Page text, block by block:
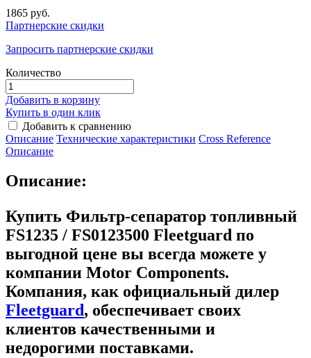
1865 руб.
Партнерские скидки
Запросить партнерские скидки
Количество
Добавить в корзину
Купить в один клик
Добавить к сравнению
Описание Технические характеристики Сross Reference
Описание
Описание:
Купить Фильтр-сепаратор топливный
FS1235 / FS0123500 Fleetguard по
выгодной цене вы всегда можете у
компании Motor Components.
Компания, как официальный дилер
Fleetguard, обеспечивает своих
клиентов качественными и
недорогими поставками.